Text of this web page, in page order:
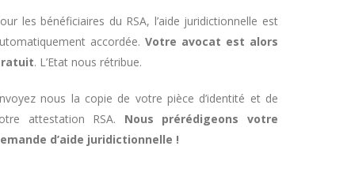
les bénéficiaires du RSA, l’aide juridictionnelle est
accordée. Votre avocat est alors
. L’Etat nous rétribue.
nous la copie de votre pièce d’identité et de
attestation RSA. Nous prérédigeons votre
d’aide juridictionnelle !